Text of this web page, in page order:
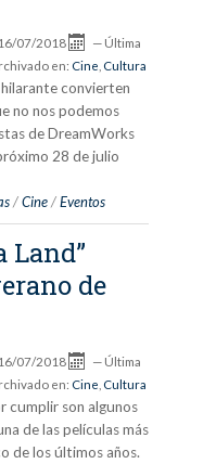
16/07/2018 — Última
en: Cine Cultura
convierten
no nos podemos
de DreamWorks
28 de julio
/Cine /Eventos
Land”
de
16/07/2018 — Última
en: Cine Cultura
cumplir son algunos
de las películas más
de los últimos años.